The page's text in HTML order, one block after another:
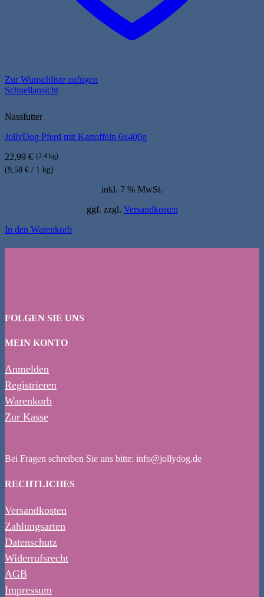
Zur Wunschliste zufügen
Schnellansicht
Nassfutter
JollyDog Pferd mit Kartoffeln 6x400g
22,99 € (2.4 kg)
(9,58 € / 1 kg)
inkl. 7 % MwSt.
ggf. zzgl. Versandkosten
In den Warenkorb
FOLGEN SIE UNS
MEIN KONTO
Anmelden
Registrieren
Warenkorb
Zur Kasse
Bei Fragen schreiben Sie uns bitte: info@jollydog.de
RECHTLICHES
Versandkosten
Zahlungsarten
Datenschutz
Widerrufsrecht
AGB
Impressum